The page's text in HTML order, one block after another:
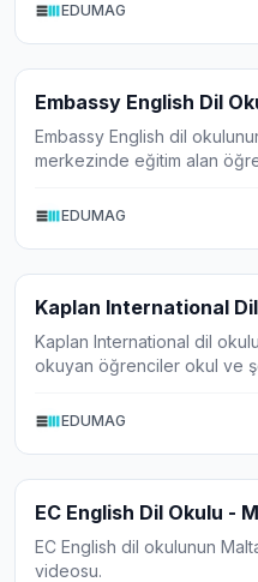
EDUMAG
Video
Embassy English Dil
Embassy English dil
merkezinde eğitim alan
EDUMAG
Video
Kaplan International
Kaplan International dil
okuyan öğrenciler okul ve
EDUMAG
Video
EC English Dil Okulu -
EC English dil okulunun
videosu.